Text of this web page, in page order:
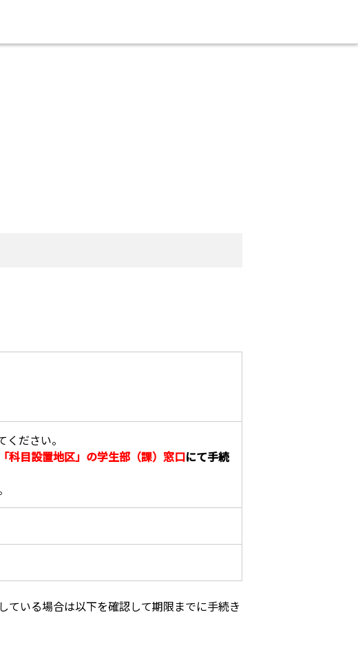
ださい。
科目設置地区」の学生部（課）窓口にて手続
いる場合は以下を確認して期限までに手続き